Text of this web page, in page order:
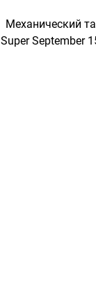
Механический
Super September